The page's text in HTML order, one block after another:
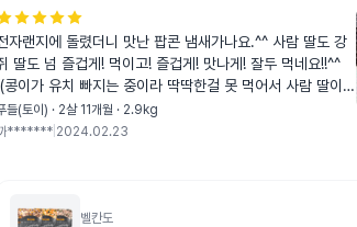
자랜지에 돌렸더니 맛난 팝콘 냄새가나요.^^ 사람 딸도 강
딸도 넘 즐겁게! 먹이고! 즐겁게! 맛나게! 잘두 먹네요!!^^
콩이가 유치 빠지는 중이라 딱딱한걸 못 먹어서 사람 딸이
구에 부셔서 먹이는 중이랍니다.^^)) 팝콘 선물도 좋을 것
아서 몇개 주문해요.^^
들(토이) · 2살 11개월 · 2.9kg
******* 2024.02.23
벨칸도